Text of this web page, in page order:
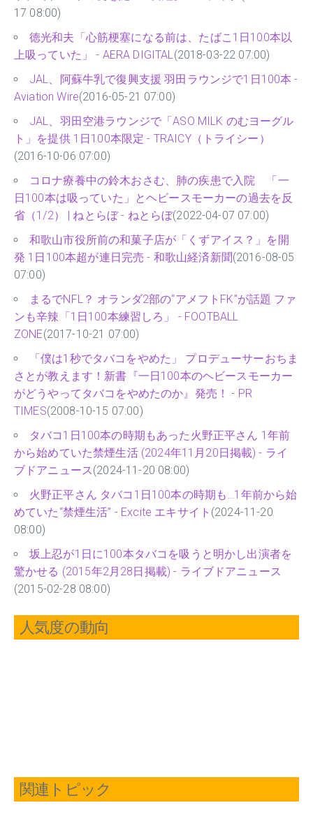
17 08:00)
徳光和夫「心筋梗塞になる前は、たばこ1日100本以
上吸っていた」 - AERA DIGITAL(2018-03-22 07:00)
JAL、阿蘇牛乳で復興支援 羽田ラウンジで1日100本 -
Aviation Wire(2016-05-21 07:00)
JAL、羽田空港ラウンジで「ASO MILK のむヨーグル
ト」を提供 1日100本限定 - TRAICY（トライシー）
(2016-10-06 07:00)
コロナ療養中の鈴木おさむ、肺の疾患で入院 「一
日100本は吸っていた」とヘビースモーカーの過去を反
省（1/2） | ねとらぼ - ねとらぼ(2022-04-07 07:00)
和歌山市役所前の和菓子店が「くずアイス？」を開
発 1日100本超が連日完売 - 和歌山経済新聞(2016-08-05
07:00)
まるでNFL？ オランダ2部の“アメフトFK”が話題 ファ
ンも辛辣「1日100本練習しろ」 - FOOTBALL
ZONE(2017-10-21 07:00)
「僕は1秒でタバコをやめた」 プロデューサーおちま
さとが教えます！新書『一日100本のヘビースモーカー
がどうやってタバコをやめたのか』発売！ - PR
TIMES(2008-10-15 07:00)
タバコ1日100本の時期もあった火野正平さん 1年前
から始めていた禁煙生活 (2024年11月20日掲載) - ライ
ブドアニュース(2024-11-20 08:00)
火野正平さん タバコ1日100本の時期も…1年前から始
めていた“禁煙生活” - Excite エキサイト (2024-11-20
08:00)
坂上忍が1日に100本タバコを吸うと明かし出演者を
驚かせる (2015年2月28日掲載) - ライブドアニュース
(2015-02-28 08:00)
人気度の動向
関連トピック